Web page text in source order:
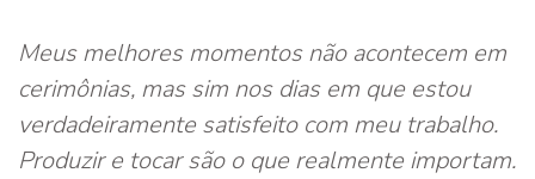
Meus melhores momentos não acontecem em
cerimônias, mas sim nos dias em que estou
verdadeiramente satisfeito com meu trabalho.
Produzir e tocar são o que realmente importam.